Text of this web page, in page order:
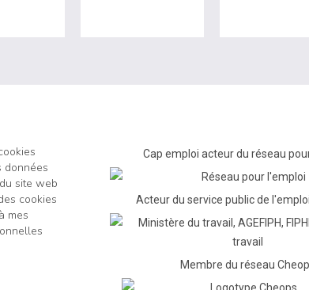
données
site web
cookies
mes
Cap emploi acteur du réseau
Acteur du service public de
Membre du réseau